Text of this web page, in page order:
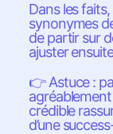
Dans les
synonymes
de partir sur
ajuster
👉Astuce :
crédible
d’une